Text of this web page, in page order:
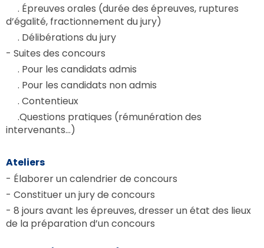
. Épreuves orales (durée des épreuves, ruptures
d’égalité, fractionnement du jury)
. Délibérations du jury
- Suites des concours
. Pour les candidats admis
. Pour les candidats non admis
. Contentieux
.Questions pratiques (rémunération des
intervenants…)
Ateliers
- Élaborer un calendrier de concours
- Constituer un jury de concours
- 8 jours avant les épreuves, dresser un état des lieux
de la préparation d’un concours